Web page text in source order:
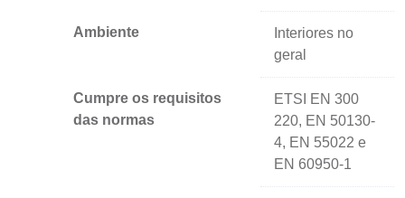
Ambiente
Interiores no
geral
Cumpre os requisitos
das normas
ETSI EN 300
220, EN 50130-
4, EN 55022 e
EN 60950-1